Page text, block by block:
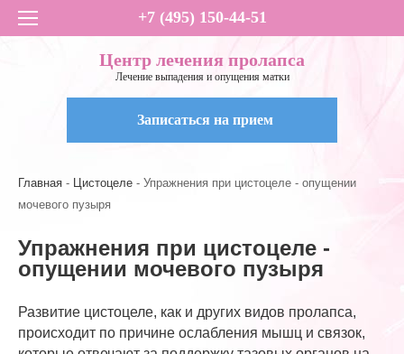
Центр лечения пролапса
Лечение выпадения и опущения матки
Записаться на прием
+7 (495) 150-44-51
Главная Цистоцеле
Упражнения при цистоцеле - опущении
мочевого пузыря
Упражнения при цистоцеле -
опущении мочевого пузыря
Развитие цистоцеле, как и других видов пролапса,
происходит по причине ослабления мышц и связок,